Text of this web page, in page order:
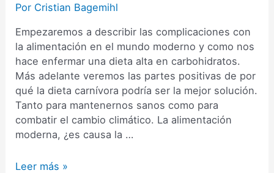
Por Cristian Bagemihl
Empezaremos a describir las complicaciones con
la alimentación en el mundo moderno y como nos
hace enfermar una dieta alta en carbohidratos.
Más adelante veremos las partes positivas de por
qué la dieta carnívora podría ser la mejor solución.
Tanto para mantenernos sanos como para
combatir el cambio climático. La alimentación
moderna, ¿es causa la …
La
Leer más »